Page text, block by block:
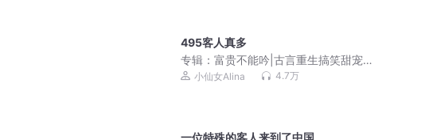
495客人真多
专辑： 富贵不能吟|古言重生搞笑甜宠权
谋悬疑|青铜穗原著|小仙女多人有声剧
小仙女Alina 4.7万
一位特殊的客人来到了中国